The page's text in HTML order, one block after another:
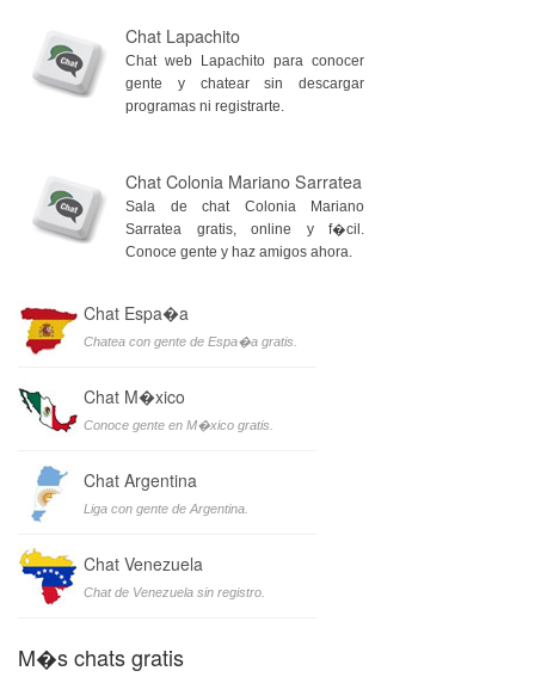
Chat Lapachito
Chat web Lapachito para conocer
gente y chatear sin descargar
programas ni registrarte.
Chat Colonia Mariano Sarratea
Sala de chat Colonia Mariano
Sarratea gratis, online y f�cil.
Conoce gente y haz amigos ahora.
Chat Espa�a
Chatea con gente de Espa�a gratis.
Chat M�xico
Conoce gente en M�xico gratis.
Chat Argentina
Liga con gente de Argentina.
Chat Venezuela
Chat de Venezuela sin registro.
M�s chats gratis